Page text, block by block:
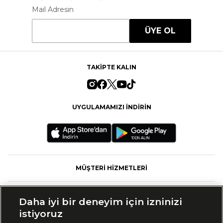
Mail Adresin
ÜYE OL
TAKİPTE KALIN
UYGULAMAMIZI İNDİRİN
MÜŞTERİ HİZMETLERİ
Daha iyi bir deneyim için izninizi
istiyoruz